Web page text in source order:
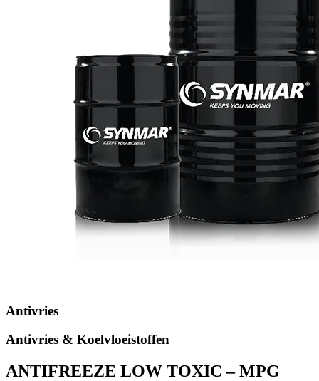
Antivries
Antivries & Koelvloeistoffen
ANTIFREEZE LOW TOXIC – MPG